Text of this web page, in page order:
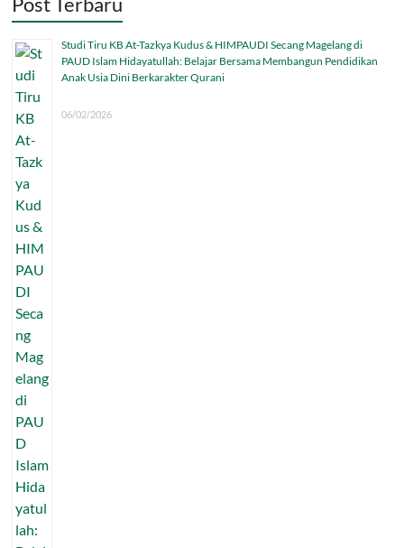
Studi Tiru KB At-Tazkya Kudus & HIMPAUDI Secang Magelang di
PAUD Islam Hidayatullah: Belajar Bersama Membangun Pendidikan
Anak Usia Dini Berkarakter Qurani
06/02/2026